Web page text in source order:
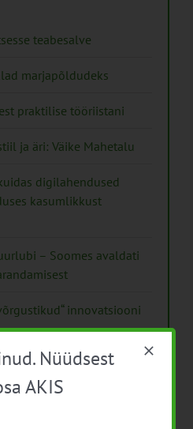
teabesalve
marjapõldudeks
praktilise tööriistani
ja äri: Väike Mahetalu
digilahendused
kasumlikkust
– Soomes avaldati
innovatsiooni
“hea põllumehe”
rollile
ohutusnõuded
Nüüdsest
AKIS